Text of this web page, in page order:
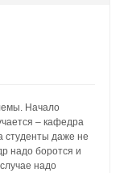
Начало
– кафедра
студенты даже не
надо боротся и
надо